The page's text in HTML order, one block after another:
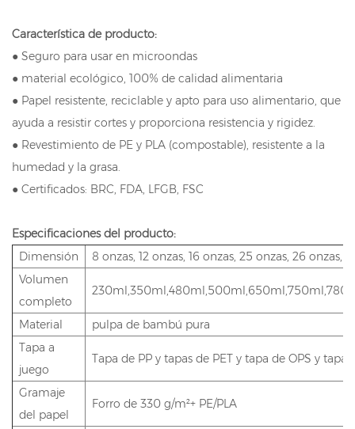
Característica de producto:
● Seguro para usar en microondas
● material ecológico, 100% de calidad alimentaria
● Papel resistente, reciclable y apto para uso alimentario, que
ayuda a resistir cortes y proporciona resistencia y rigidez.
● Revestimiento de PE y PLA (compostable), resistente a la
humedad y la grasa.
● Certificados: BRC, FDA, LFGB, FSC
Especificaciones del producto:
Dimensión
8 onzas, 12 onzas, 16 onzas, 25 onzas, 26 onzas,
Volumen
completo
Material
pulpa de bambú pura
Tapa a
juego
Tapa de PP y tapas de PET y tapa de OPS y
Gramaje
del papel
Forro de 330 g/m²+ PE/PLA